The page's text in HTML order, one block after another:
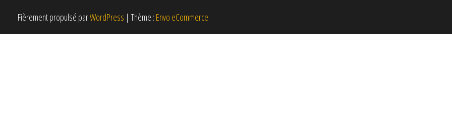
Fièrement propulsé parWordPress | Thème : Envo eCommerce